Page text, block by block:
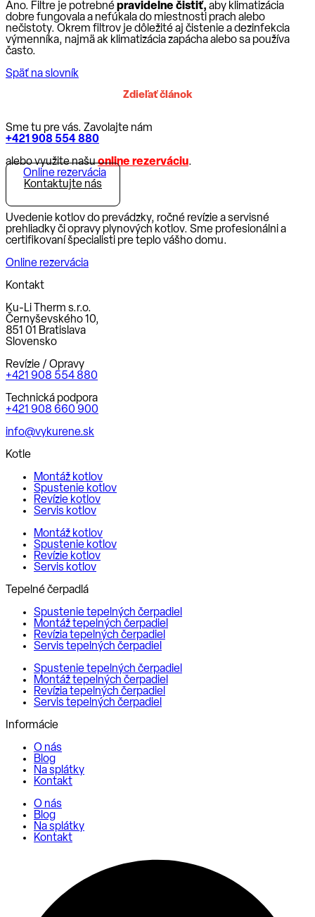
Áno. Filtre je potrebnépravidelne čistiť, aby klimatizácia
dobre fungovala a nefúkala do miestnosti prach alebo
nečistoty. Okrem filtrov je dôležité aj čistenie a dezinfekcia
výmenníka, najmä ak klimatizácia zapácha alebo sa používa
často.
Späť na slovník
Zdieľať článok
Sme tu pre vás. Zavolajte nám
+421 908 554 880
alebo využite našuonline rezerváciu.
Online rezervácia
Kontaktujte nás
Uvedenie kotlov do prevádzky, ročné revízie a servisné
prehliadky či opravy plynových kotlov. Sme profesionálni a
certifikovaní špecialisti pre teplo vášho domu.
Online rezervácia
Kontakt
Ku-Li Therm s.r.o.
Černyševského 10,
851 01 Bratislava
Slovensko
Revízie / Opravy
+421 908 554 880
Technická podpora
+421 908 660 900
info@vykurene.sk
Kotle
Montáž kotlov
Spustenie kotlov
Revízie kotlov
Servis kotlov
Montáž kotlov
Spustenie kotlov
Revízie kotlov
Servis kotlov
Tepelné čerpadlá
Spustenie tepelných čerpadiel
Montáž tepelných čerpadiel
Revízia tepelných čerpadiel
Servis tepelných čerpadiel
Spustenie tepelných čerpadiel
Montáž tepelných čerpadiel
Revízia tepelných čerpadiel
Servis tepelných čerpadiel
Informácie
O nás
Blog
Na splátky
Kontakt
O nás
Blog
Na splátky
Kontakt